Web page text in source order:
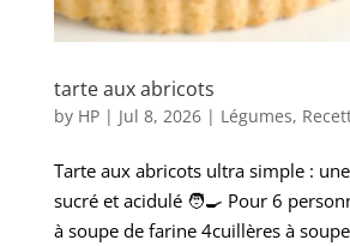
tarte aux abricots
by HP| Jul 8, 2026| Légumes,
Tarte aux abricots ultra simple :
sucré et acidulé 🧑‍🍳 Pour 6
à soupe de farine 4cuillères à